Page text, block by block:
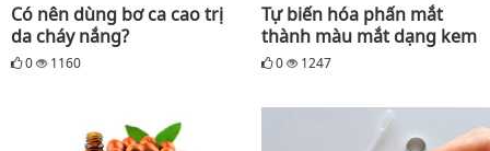
Có nên dùng bơ ca cao trị
da cháy nắng?
0 1160
Tự biến hóa phấn mắt
thành màu mắt dạng kem
0 1247